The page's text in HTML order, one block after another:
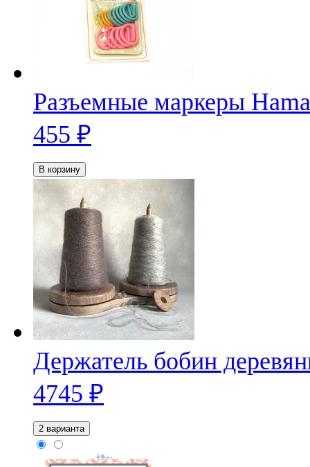
Разъемные маркеры
455 ₽
В корзину
Держатель бобин
4745 ₽
2 варианта